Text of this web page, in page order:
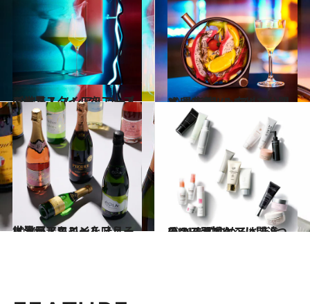
2021.5.1
ライフスタイルをアップデート！ ノンアルコールの世界
グルメ 2021.5.1
オリジナルレシピも公開♪ 最先端ノンアルコールバーの楽しみ方
ビューティ＆ヘルス
2021.5.2
世界がアルコールフリーに注目！キレイを叶えるノンアルワイン
ビューティ＆ヘルス 2021.3.27
そのスキンケアは間違い！ まずやめるべき8つの“NG習慣”
ビューティ＆ヘルス